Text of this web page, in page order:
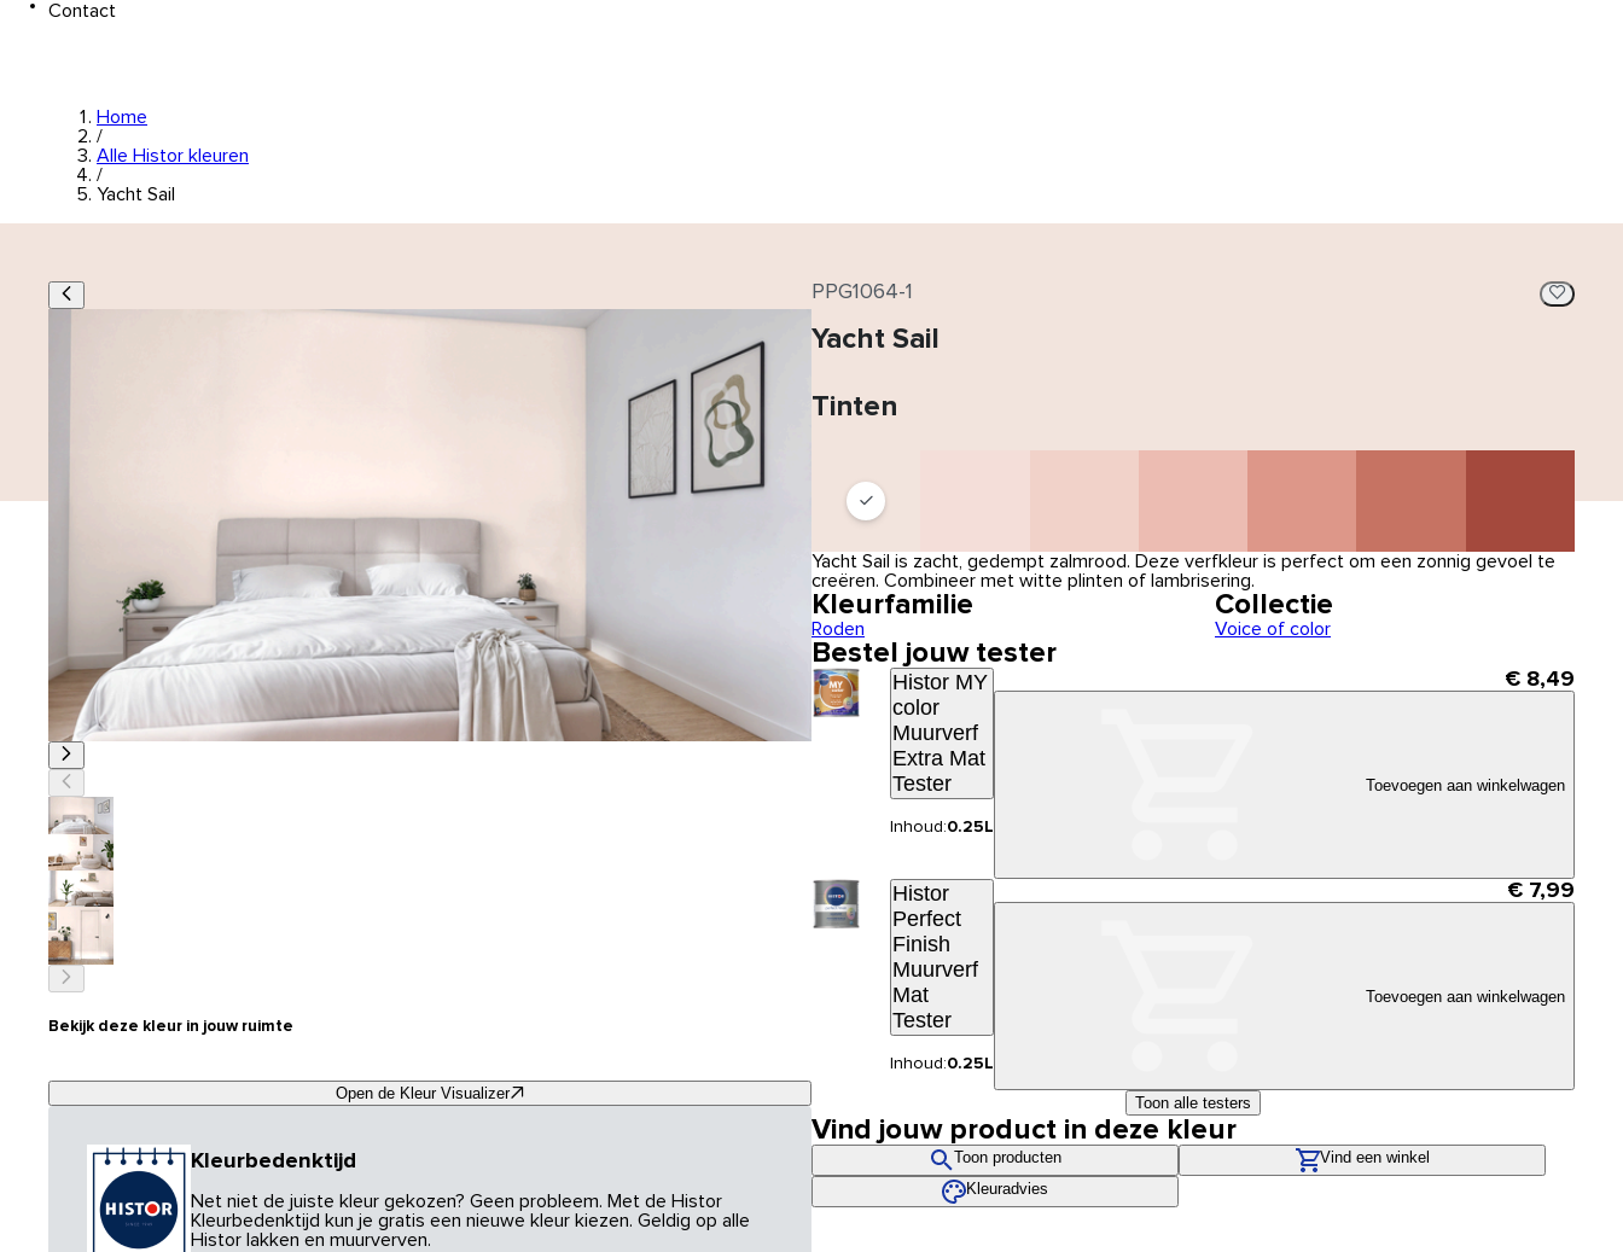
Contact
Home
/
Alle Histor kleuren
/
Yacht Sail
Bekijk deze kleur in jouw ruimte
Open de Kleur Visualizer
Kleurbedenktijd
Net niet de juiste kleur gekozen? Geen probleem. Met de Histor
Kleurbedenktijd kun je gratis een nieuwe kleur kiezen. Geldig op alle
Histor lakken en muurverven.
PPG1064-1
Yacht Sail
Tinten
Yacht Sail is zacht, gedempt zalmrood. Deze verfkleur is perfect om een zonnig gevoel te
creëren. Combineer met witte plinten of lambrisering.
Kleurfamilie
Roden
Collectie
Voice of color
Bestel jouw tester
Histor MY
color
Muurverf
Extra Mat
Tester
Inhoud:0.25L
€ 8,49
Toevoegen aan winkelwagen
Histor
Perfect
Finish
Muurverf
Mat
Tester
Inhoud:0.25L
€ 7,99
Toevoegen aan winkelwagen
Toon alle testers
Vind jouw product in deze kleur
Toon producten
Vind een winkel
Kleuradvies